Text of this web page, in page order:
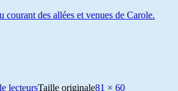
courant des allées et venues de Carole.
lecteursTaille originale81 × 60